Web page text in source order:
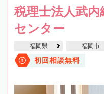
税理士法人武
センター
福岡県 福岡市
初回相談無料